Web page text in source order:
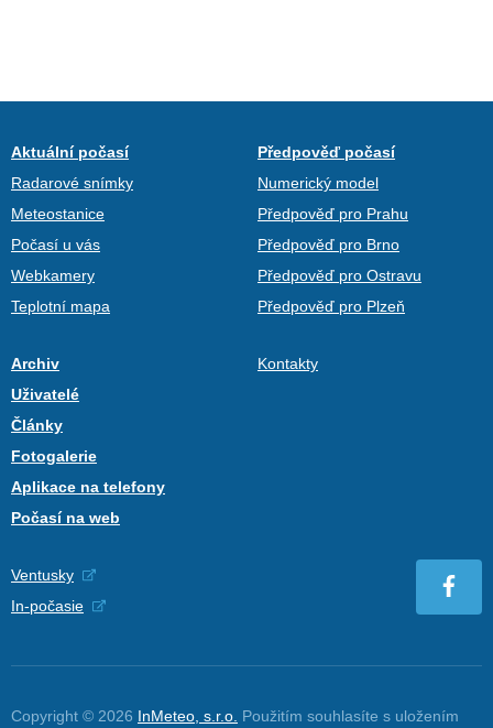
Aktuální počasí
Radarové snímky
Meteostanice
Počasí u vás
Webkamery
Teplotní mapa
Předpověď počasí
Numerický model
Předpověď pro Prahu
Předpověď pro Brno
Předpověď pro Ostravu
Předpověď pro Plzeň
Archiv
Uživatelé
Články
Fotogalerie
Aplikace na telefony
Počasí na web
Kontakty
Ventusky
In-počasie
Copyright © 2026 InMeteo, s.r.o. Použitím souhlasíte s uložením